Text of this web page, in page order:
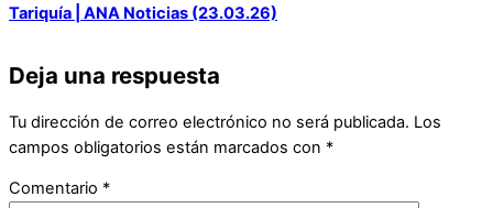
Tariquía | ANA Noticias (23.03.26)
Deja una respuesta
Tu dirección de correo electrónico no será publicada. Los
campos obligatorios están marcados con *
Comentario *